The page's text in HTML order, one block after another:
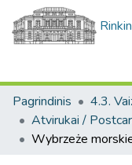
Pagrindinis
Atvirukai /